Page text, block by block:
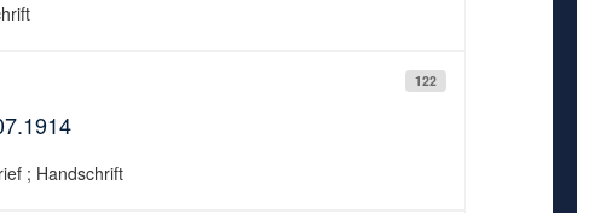
122
; Handschrift